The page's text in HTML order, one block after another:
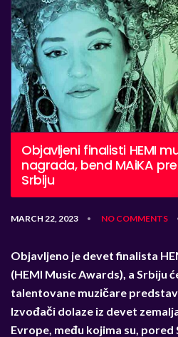
Objavljeni finalisti HEMI
nagrada, bend MAiKA
Srbiju
MARCH 22, 2023 • NO COMMENTS
Objavljeno je devet finalista
(HEMI Music Awards), a Srbiju
talentovane muzičare
Izvođači dolaze iz devet
Evrope, među kojima su, pored